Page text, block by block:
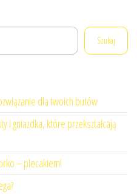
Szukaj
dla twoich butów
i gniazdka, które przekształcają
– plecakiem!